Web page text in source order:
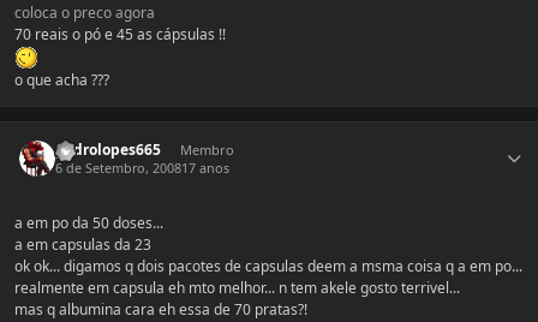
coloca o preco agora
70 reais o pó e 45 as cápsulas !!
o que acha ???
pedrolopes665
Membro
6 de Setembro, 200817 anos
a em po da 50 doses...
a em capsulas da 23
ok ok... digamos q dois pacotes de capsulas deem a msma coisa q a em po...
realmente em capsula eh mto melhor... n tem akele gosto terrivel...
mas q albumina cara eh essa de 70 pratas?!